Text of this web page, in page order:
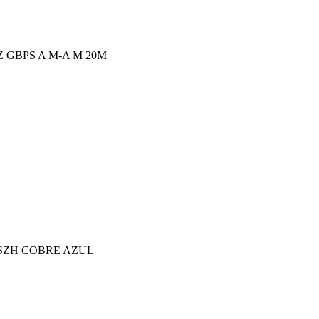
GBPS A M-A M 20M
COBRE AZUL